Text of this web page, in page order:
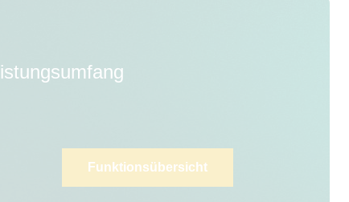
Funktionsübersicht